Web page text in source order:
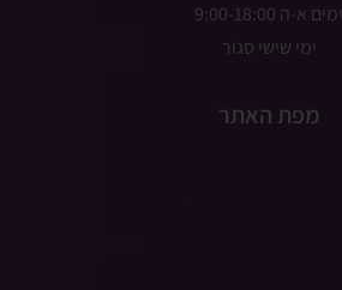
ימים א-ה 9:00-18:00
ימי שישי סגור
מפת האתר